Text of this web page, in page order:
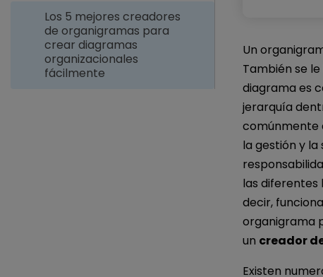
Los 5 mejores creadores
de organigramas para
crear diagramas
organizacionales
fácilmente
Un
También se
diagrama es
jerarquía
comúnmente
la gestión y
las diferentes
decir,
organigrama
un creador
Existen